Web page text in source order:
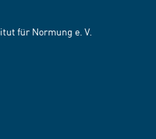
für Normung e. V.